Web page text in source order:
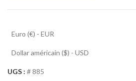
Euro (€) - EUR
Dollar américain ($) - USD
UGS : # 885